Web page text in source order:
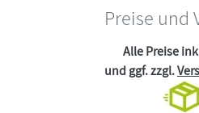
Preise und
Alle Preise
und ggf. zzgl.